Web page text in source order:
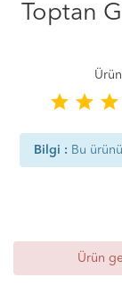
Toptan
star star star
Bilgi : Bu
Ürün